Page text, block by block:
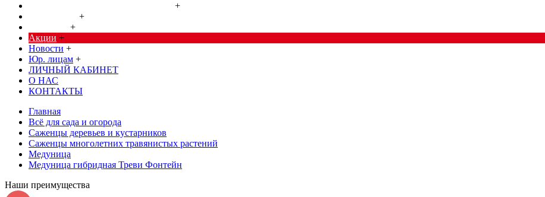
+
+
+
Акции +
Новости +
Юр. лицам +
ЛИЧНЫЙ КАБИНЕТ
О НАС
КОНТАКТЫ
Главная
Всё для сада и огорода
Саженцы деревьев и кустарников
Саженцы многолетних травянистых растений
Медуница
Медуница гибридная Треви Фонтейн
Наши преимущества